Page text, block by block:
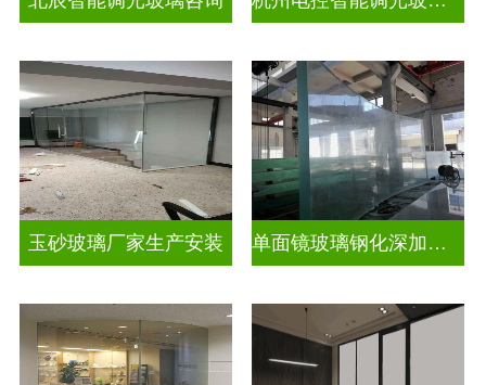
玉砂玻璃厂家生产安装 单面镜玻璃钢化深加工玻璃